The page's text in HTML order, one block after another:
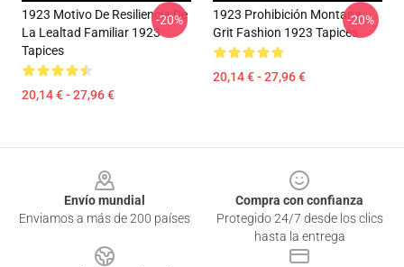
1923 Motivo De Resiliencia De
La Lealtad Familiar 1923
Tapices
20,14 € - 27,96 €
-20%
1923 Prohibición Montana
Grit Fashion 1923 Tapices
20,14 € - 27,96 €
-20%
Envío mundial
Enviamos a más de 200 países
Compra con confianza
Protegido 24/7 desde los clics
hasta la entrega